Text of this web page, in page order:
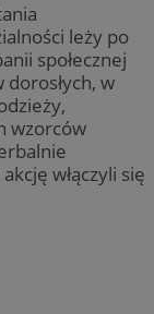
leży po
społecznej
w
wzorców
włączyli się